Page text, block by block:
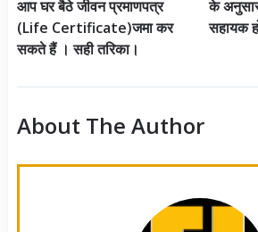
आप घर बैठे जीवन प्रमाणपत्र
(Life Certificate)जमा कर
सकते हैं । सही तरिका।
के
सहायक
About The Author